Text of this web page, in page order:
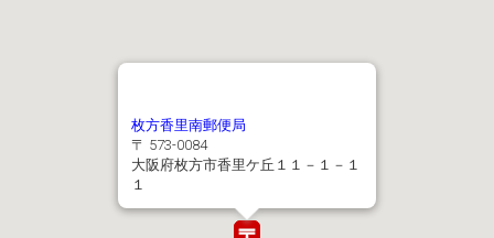
枚方香里南郵便局
〒 573-0084
大阪府枚方市香里ケ丘１１－１－１
１